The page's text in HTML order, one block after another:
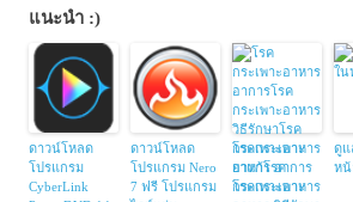
แนะนำ :)
ดาวน์โหลด
โปรแกรม
CyberLink
ดาวน์โหลด
โปรแกรม Nero
7 ฟรี โปรแกรม
โรคกระเพาะ
อาหาร อาการ
โรคกระเพาะ
ดูแ
หน้